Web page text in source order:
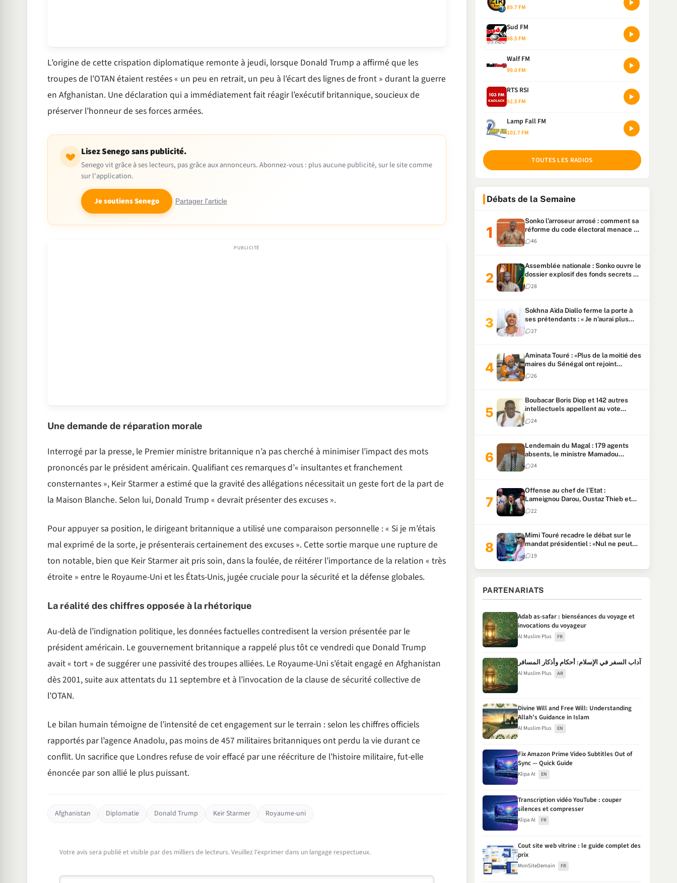
L’origine de cette crispation diplomatique remonte à jeudi, lorsque Donald Trump a affirmé que les
troupes de l’OTAN étaient restées « un peu en retrait, un peu à l’écart des lignes de front » durant la guerre
en Afghanistan. Une déclaration qui a immédiatement fait réagir l’exécutif britannique, soucieux de
préserver l’honneur de ses forces armées.
Lisez Senego sans publicité.
Senego vit grâce à ses lecteurs, pas grâce aux annonceurs. Abonnez-vous : plus aucune publicité, sur le site comme
sur l'application.
Je soutiens Senego Partager l'article
Une demande de réparation morale
Interrogé par la presse, le Premier ministre britannique n’a pas cherché à minimiser l’impact des mots
prononcés par le président américain. Qualifiant ces remarques d’« insultantes et franchement
consternantes », Keir Starmer a estimé que la gravité des allégations nécessitait un geste fort de la part de
la Maison Blanche. Selon lui, Donald Trump « devrait présenter des excuses ».
Pour appuyer sa position, le dirigeant britannique a utilisé une comparaison personnelle : « Si je m’étais
mal exprimé de la sorte, je présenterais certainement des excuses ». Cette sortie marque une rupture de
ton notable, bien que Keir Starmer ait pris soin, dans la foulée, de réitérer l’importance de la relation « très
étroite » entre le Royaume-Uni et les États-Unis, jugée cruciale pour la sécurité et la défense globales.
La réalité des chiffres opposée à la rhétorique
Au-delà de l’indignation politique, les données factuelles contredisent la version présentée par le
président américain. Le gouvernement britannique a rappelé plus tôt ce vendredi que Donald Trump
avait « tort » de suggérer une passivité des troupes alliées. Le Royaume-Uni s’était engagé en Afghanistan
dès 2001, suite aux attentats du 11 septembre et à l’invocation de la clause de sécurité collective de
l’OTAN.
Le bilan humain témoigne de l’intensité de cet engagement sur le terrain : selon les chiffres officiels
rapportés par l’agence Anadolu, pas moins de 457 militaires britanniques ont perdu la vie durant ce
conflit. Un sacrifice que Londres refuse de voir effacé par une réécriture de l’histoire militaire, fut-elle
énoncée par son allié le plus puissant.
Afghanistan Diplomatie Donald Trump Keir Starmer Royaume-uni
Votre avis sera publié et visible par des milliers de lecteurs. Veuillez l'exprimer dans un langage respectueux.
89.7 FM
Sud FM
98.5 FM
Walf FM
99.0 FM
RTS RSI
92.5 FM
Lamp Fall FM
101.7 FM
TOUTES LES RADIOS
Débats de la Semaine
Sonko l’arroseur arrosé : comment sa
réforme du code électoral menace sa
candidature
46
Assemblée nationale : Sonko ouvre le
dossier explosif des fonds secrets et
du patrimoine présidentiel
28
Sokhna Aïda Diallo ferme la porte à
ses prétendants : « Je n’aurai plus
jamais un autre mari »
27
Aminata Touré : «Plus de la moitié des
maires du Sénégal ont rejoint
Kiiraay»
26
Boubacar Boris Diop et 142 autres
intellectuels appellent au vote
urgent de la révision
constitutionnelle
24
Lendemain du Magal : 179 agents
absents, le ministre Mamadou
Lamine Dianté exige des explications
24
Offense au chef de l’Etat :
Lameignou Darou, Oustaz Thieb et
Ndiaye Touba lourdement
condamnés
22
Mimi Touré recadre le débat sur le
mandat présidentiel : «Nul ne peut
faire plus de deux mandats
consécutifs de 5 ans»
19
PARTENARIATS
Adab as-safar : bienséances du voyage et
invocations du voyageur
Al Muslim Plus FR
آداب السفر في الإسلام: أحكام وأذكار المسافر
Al Muslim Plus AR
Divine Will and Free Will: Understanding
Allah’s Guidance in Islam
Al Muslim Plus EN
Fix Amazon Prime Video Subtitles Out of
Sync — Quick Guide
Klipa AI EN
Transcription vidéo YouTube : couper
silences et compresser
Klipa AI FR
Cout site web vitrine : le guide complet des
prix
MonSiteDemain FR